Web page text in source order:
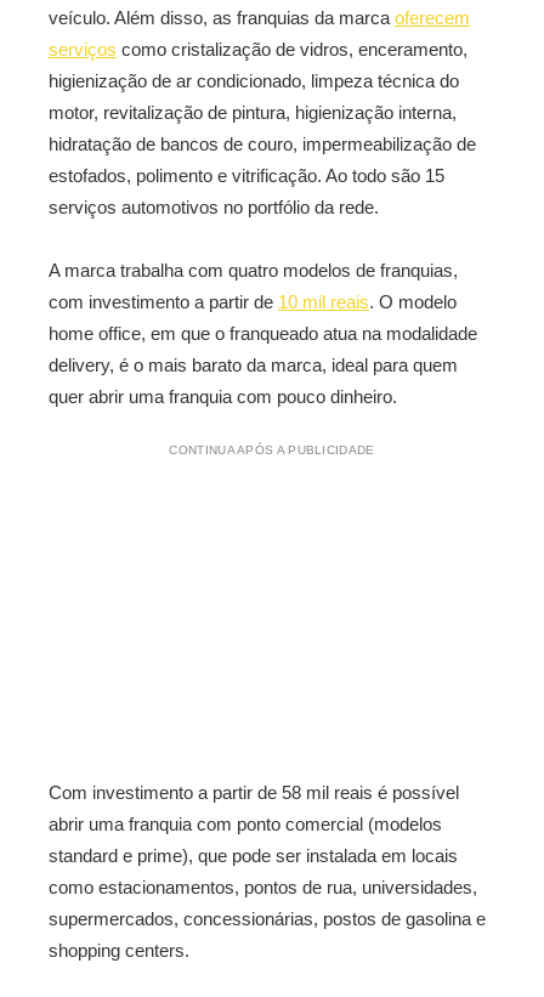
veículo. Além disso, as franquias da marca oferecem
serviços como cristalização de vidros, enceramento,
higienização de ar condicionado, limpeza técnica do
motor, revitalização de pintura, higienização interna,
hidratação de bancos de couro, impermeabilização de
estofados, polimento e vitrificação. Ao todo são 15
serviços automotivos no portfólio da rede.
A marca trabalha com quatro modelos de franquias,
com investimento a partir de 10 mil reais. O modelo
home office, em que o franqueado atua na modalidade
delivery, é o mais barato da marca, ideal para quem
quer abrir uma franquia com pouco dinheiro.
CONTINUA APÓS A PUBLICIDADE
Com investimento a partir de 58 mil reais é possível
abrir uma franquia com ponto comercial (modelos
standard e prime), que pode ser instalada em locais
como estacionamentos, pontos de rua, universidades,
supermercados, concessionárias, postos de gasolina e
shopping centers.